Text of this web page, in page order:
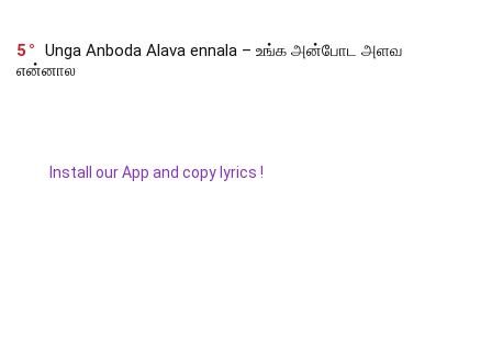
5
Unga Anboda Alava ennala – உங்க அன்போட அளவ
என்னால
Install our App and copy lyrics !